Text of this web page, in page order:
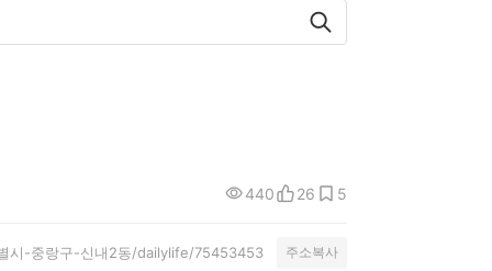
440 26 5
시-중랑구-신내2동/dailylife/75453453 주소복사